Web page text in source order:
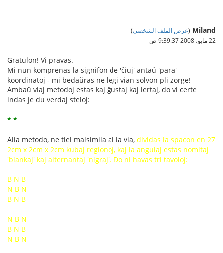
Miland
(عرض الملف الشخصي)
22 مايو، 2008 9:39:37 ص
Gratulon! Vi pravas.
Mi nun komprenas la signifon de 'ĉiuj' antaŭ 'para'
koordinatoj - mi bedaŭras ne legi vian solvon pli zorge!
Ambaŭ viaj metodoj estas kaj ĝustaj kaj lertaj, do vi certe
indas je du verdaj steloj:
* *
Alia metodo, ne tiel malsimila al la via, dividas la spacon en 27
2cm x 2cm x 2cm kubaj regionoj, kaj la angulaj estas nomitaj
'blankaj' kaj alternantaj 'nigraj'. Do ni havas tri tavoloj:
B N B
N B N
B N B
N B N
B N B
N B N